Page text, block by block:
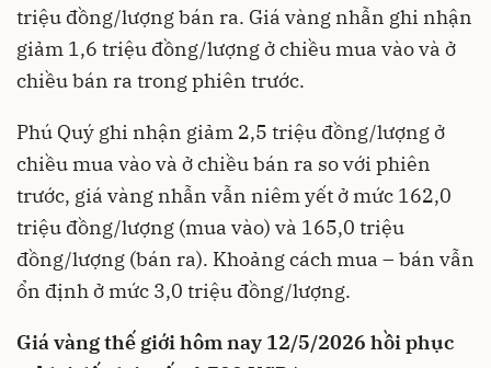
triệu đồng/lượng bán ra. Giá vàng nhẫn ghi nhận
giảm 1,6 triệu đồng/lượng ở chiều mua vào và ở
chiều bán ra trong phiên trước.
Phú Quý ghi nhận giảm 2,5 triệu đồng/lượng ở
chiều mua vào và ở chiều bán ra so với phiên
trước, giá vàng nhẫn vẫn niêm yết ở mức 162,0
triệu đồng/lượng (mua vào) và 165,0 triệu
đồng/lượng (bán ra). Khoảng cách mua – bán vẫn
ổn định ở mức 3,0 triệu đồng/lượng.
Giá vàng thế giới hôm nay 12/5/2026 hồi phục